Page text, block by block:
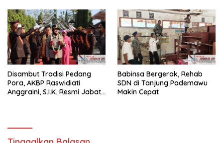
Disambut Tradisi Pedang
Pora, AKBP Raswidiati
Anggraini, S.I.K. Resmi Jabat
Babinsa Bergerak, Rehab
SDN di Tanjung Pademawu
Makin Cepat